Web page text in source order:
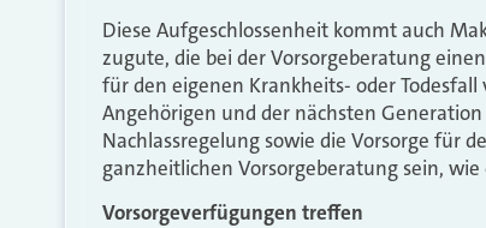
Diese Aufgeschlossenheit kommt auch
zugute, die bei der Vorsorgeberatung
für den eigenen Krankheits- oder
Angehörigen und der nächsten
Nachlassregelung sowie die Vorsorge für
ganzheitlichen Vorsorgeberatung sein,
Vorsorgeverfügungen treffen